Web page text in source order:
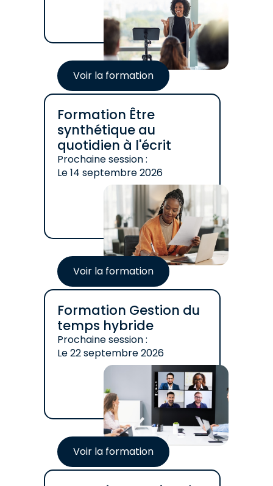
Voir la formation
Formation Être
synthétique au
quotidien à l'écrit
Prochaine session :
Le14 septembre 2026
Voir la formation
Formation Gestion du
temps hybride
Prochaine session :
Le22 septembre 2026
Voir la formation